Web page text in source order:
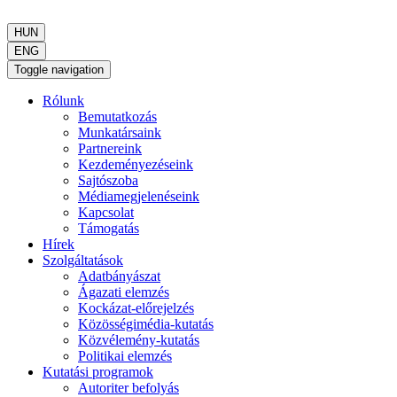
HUN
ENG
Toggle navigation
Rólunk
Bemutatkozás
Munkatársaink
Partnereink
Kezdeményezéseink
Sajtószoba
Médiamegjelenéseink
Kapcsolat
Támogatás
Hírek
Szolgáltatások
Adatbányászat
Ágazati elemzés
Kockázat-előrejelzés
Közösségimédia-kutatás
Közvélemény-kutatás
Politikai elemzés
Kutatási programok
Autoriter befolyás